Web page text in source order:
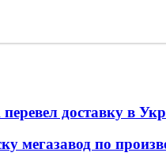
доставку в
мегазавод по